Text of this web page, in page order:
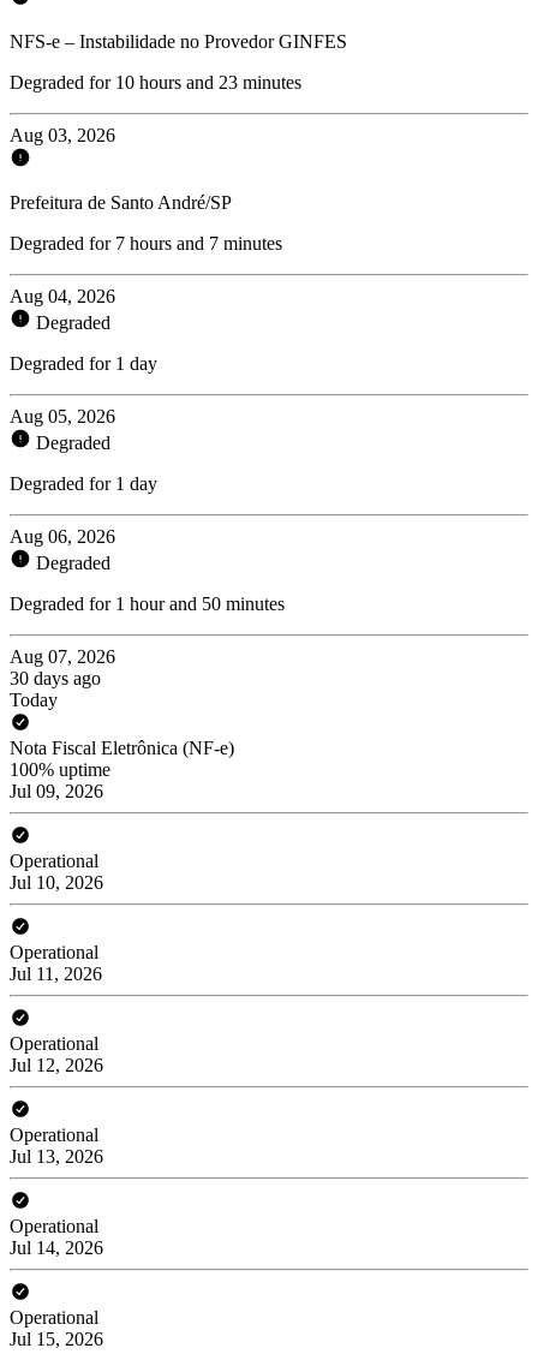
NFS-e – Instabilidade no Provedor GINFES
Degraded for 10 hours and 23 minutes
Aug 03, 2026
Prefeitura de Santo André/SP
Degraded for 7 hours and 7 minutes
Aug 04, 2026
Degraded
Degraded for 1 day
Aug 05, 2026
Degraded
Degraded for 1 day
Aug 06, 2026
Degraded
Degraded for 1 hour and 50 minutes
Aug 07, 2026
30 days ago
Today
Nota Fiscal Eletrônica (NF-e)
100% uptime
Jul 09, 2026
Operational
Jul 10, 2026
Operational
Jul 11, 2026
Operational
Jul 12, 2026
Operational
Jul 13, 2026
Operational
Jul 14, 2026
Operational
Jul 15, 2026